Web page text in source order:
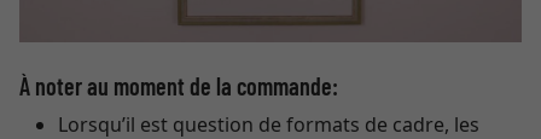
À noter au moment de la commande:
Lorsqu’il est question de formats de cadre, les